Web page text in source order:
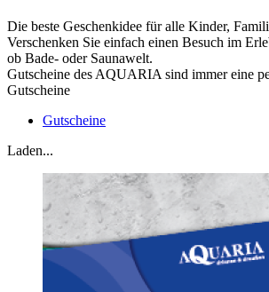
Die beste Geschenkidee für alle Kinder,
Verschenken Sie einfach einen Besuch im
ob Bade- oder Saunawelt.
Gutscheine des AQUARIA sind immer eine
Gutscheine
Gutscheine
Laden...